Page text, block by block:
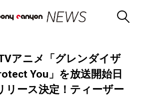
アニメ「グレンダイザ
You」を放送開始日
リース決定！ティーザー